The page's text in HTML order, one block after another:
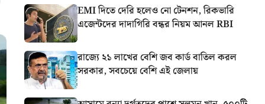
EMI দিতে দেরি হলেও নো টেনশন, রিকভারি
এজেন্টদের দাদাগিরি বন্ধর নিয়ম আনল RBI
রাজ্যে ২১ লাখের বেশি জব কার্ড বাতিল করল
সরকার, সবচেয়ে বেশি এই জেলায়